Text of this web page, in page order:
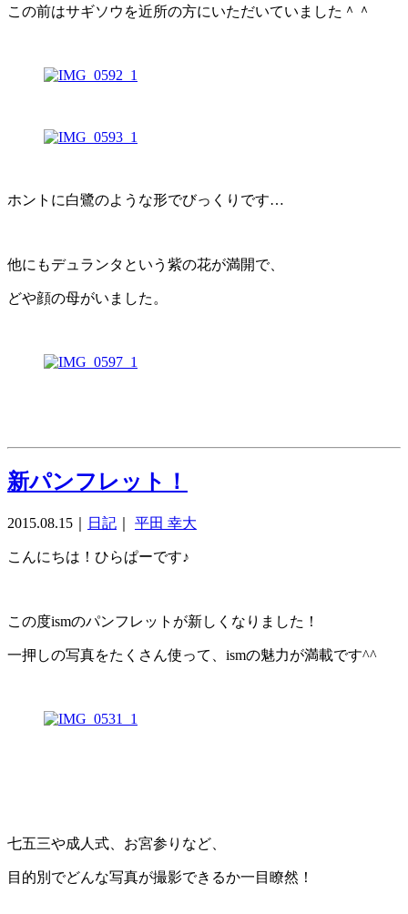
この前はサギソウを近所の方にいただいていました＾＾
ホントに白鷺のような形でびっくりです…
他にもデュランタという紫の花が満開で、
どや顔の母がいました。
新パンフレット！
2015.08.15 日記 平田 幸大
こんにちは！ひらぱーです♪
この度ismのパンフレットが新しくなりました！
一押しの写真をたくさん使って、ismの魅力が満載です^^
七五三や成人式、お宮参りなど、
目的別でどんな写真が撮影できるか一目瞭然！